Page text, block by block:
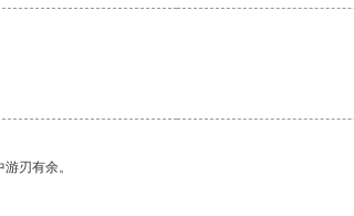
刃有余。